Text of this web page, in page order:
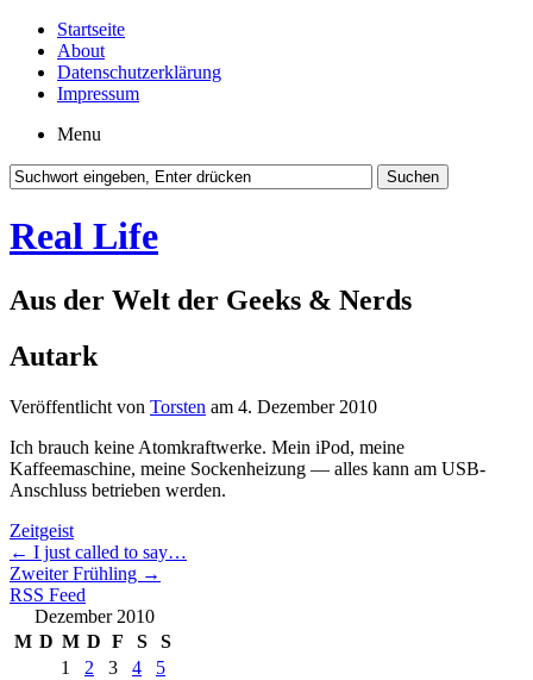
Startseite
About
Datenschutzerklärung
Impressum
Menu
Real Life
Aus der Welt der Geeks & Nerds
Autark
Veröffentlicht von Torsten am 4. Dezember 2010
Ich brauch keine Atomkraftwerke. Mein iPod, meine
Kaffeemaschine, meine Sockenheizung — alles kann am USB-
Anschluss betrieben werden.
Zeitgeist
← I just called to say…
Zweiter Frühling →
RSS Feed
Dezember 2010
M D M D F S
S
1
2 3 4
5